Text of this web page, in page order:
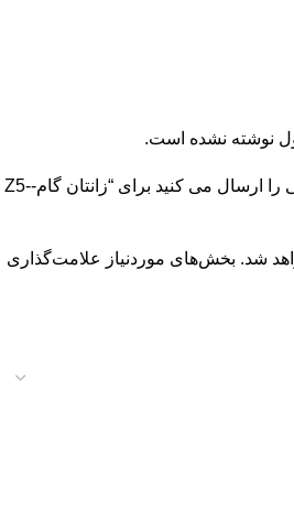
نوشته نشده است.
اولین نفری باشید که دیدگاهی را ارسال می کنید برای “زانتان گام-Z5-
شد. بخش‌های موردنیاز علامت‌گذاری